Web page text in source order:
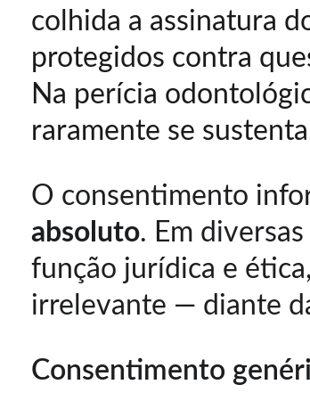
colhida a assinatura
protegidos contra
Na perícia
raramente se
O consentimento
absoluto. Em
função jurídica e
irrelevante — diante
Consentimento